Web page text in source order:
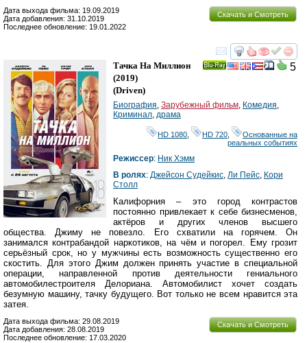
Скачать и Смотреть
Дата выхода фильма: 19.09.2019
Дата добавления: 31.10.2019
Последнее обновление: 19.01.2022
смотреть
5
Тачка На Миллион
(2019)
(Driven)
Биография, Зарубежный фильм, Комедия,
Криминал, драма
HD 1080 HD 720
Основанные на
реальных событиях
Режиссер: Ник Хэмм
В ролях: Джейсон Судейкис, Ли Пейс, Кори
Столл
Калифорния – это город контрастов
постоянно привлекает к себе бизнесменов,
актёров и других членов высшего
общества. Джиму не повезло. Его схватили на горячем. Он
занимался контрабандой наркотиков, на чём и погорел. Ему грозит
серьёзный срок, но у мужчины есть возможность существенно его
скостить. Для этого Джим должен принять участие в специальной
операции, направленной против деятельности гениального
автомобилестроителя Делориана. Автомобилист хочет создать
безумную машину, тачку будущего. Вот только не всем нравится эта
затея.
Скачать и Смотреть
Дата выхода фильма: 29.08.2019
Дата добавления: 28.08.2019
Последнее обновление: 17.03.2020